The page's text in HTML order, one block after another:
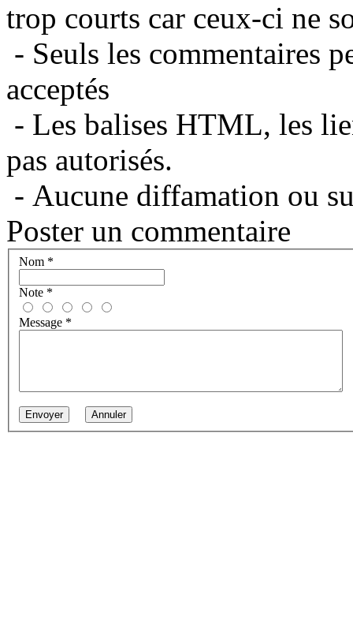
trop courts car ceux-ci ne
- Seuls les commentaires
acceptés
- Les balises HTML, les
pas autorisés.
- Aucune diffamation ou
Poster un commentaire
Nom *
Note *
Message *